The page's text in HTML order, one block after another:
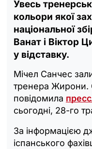
Увесь
кольори якої
національної
Ванат і Віктор
у відставку.
Мічел Санчес
тренера Жирони.
повідомила
сьогодні, 28-го
За інформацією
іспанського